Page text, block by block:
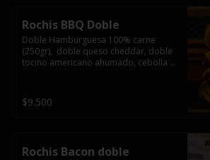
Rochis BBQ Doble
Doble Hamburguesa 100% carne
(250gr),  doble queso cheddar, doble
tocino americano ahumado, cebolla
$9.500
Rochis Bacon doble